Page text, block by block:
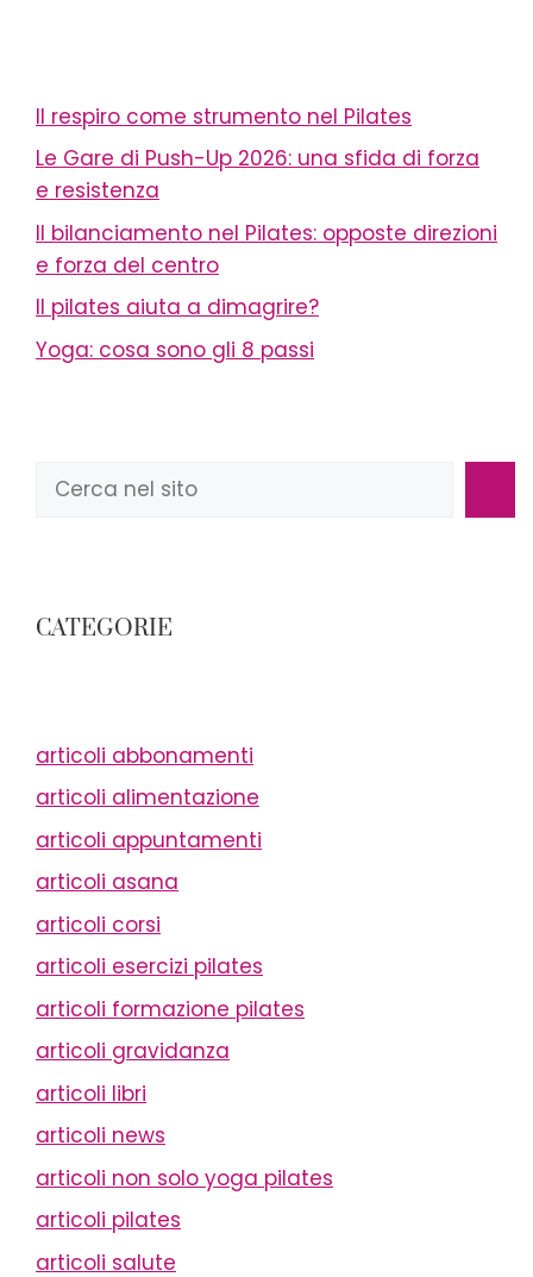
Il respiro come strumento nel Pilates
Le Gare di Push-Up 2026: una sfida di forza
e resistenza
Il bilanciamento nel Pilates: opposte direzioni
e forza del centro
Il pilates aiuta a dimagrire?
Yoga: cosa sono gli 8 passi
Cerca
CATEGORIE
articoli abbonamenti
articoli alimentazione
articoli appuntamenti
articoli asana
articoli corsi
articoli esercizi pilates
articoli formazione pilates
articoli gravidanza
articoli libri
articoli news
articoli non solo yoga pilates
articoli pilates
articoli salute